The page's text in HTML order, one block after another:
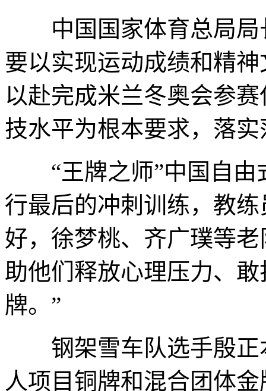
中国国家体育总局局
要以实现运动成绩和精
以赴完成米兰冬奥会参
技水平为根本要求，落
“王牌之师”中国自由
行最后的冲刺训练，教
好，徐梦桃、齐广璞等
助他们释放心理压力、
牌。”
钢架雪车队选手殷正
人项目铜牌和混合团体